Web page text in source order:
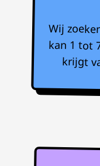
Wij
kan 1 tot
krijgt